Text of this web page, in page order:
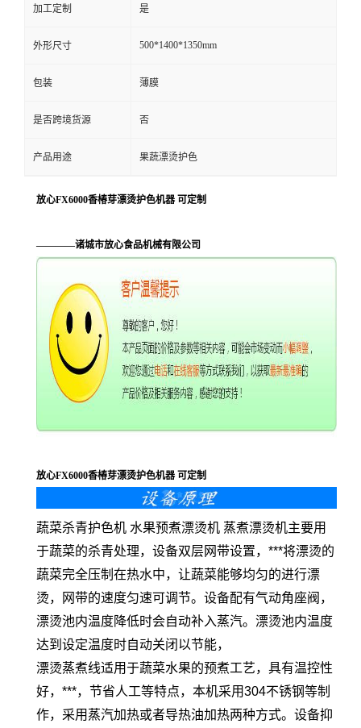
加工定制 是
外形尺寸 500*1400*1350mm
包装 薄膜
是否跨境货源 否
产品用途 果蔬漂烫护色
放心FX6000香椿芽漂烫护色机器 可定制
————诸城市放心食品机械有限公司
放心FX6000香椿芽漂烫护色机器 可定制
蔬菜杀青护色机 水果预煮漂烫机 蒸煮漂烫机主要用
于蔬菜的杀青处理，设备双层网带设置，***将漂烫的
蔬菜完全压制在热水中，让蔬菜能够均匀的进行漂
烫，网带的速度匀速可调节。设备配有气动角座阀，
漂烫池内温度降低时会自动补入蒸汽。漂烫池内温度
达到设定温度时自动关闭以节能，
漂烫蒸煮线适用于蔬菜水果的预煮工艺，具有温控性
好，***，节省人工等特点，本机采用304不锈钢等制
作，采用蒸汽加热或者导热油加热两种方式。设备抑